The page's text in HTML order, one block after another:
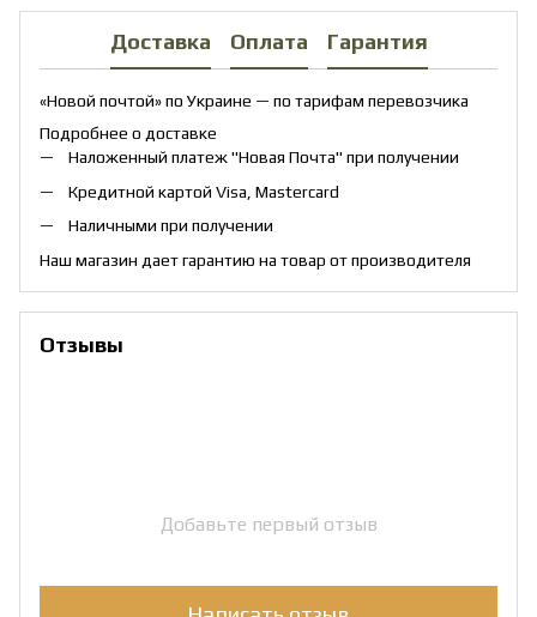
Доставка Оплата Гарантия
«Новой почтой» по Украине — по тарифам перевозчика
Подробнее о доставке
Наложенный платеж "Новая Почта" при получении
Кредитной картой Visa, Mastercard
Наличными при получении
Наш магазин дает гарантию на товар от производителя
Отзывы
Добавьте первый отзыв